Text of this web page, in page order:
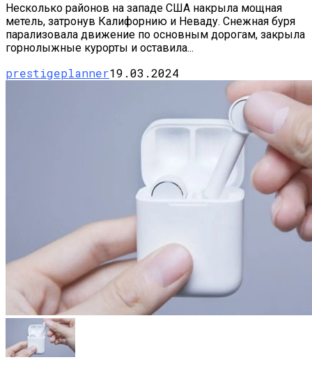
Несколько районов на западе США накрыла мощная
метель, затронув Калифорнию и Неваду. Снежная буря
парализовала движение по основным дорогам, закрыла
горнолыжные курорты и оставила...
prestigeplanner19.03.2024